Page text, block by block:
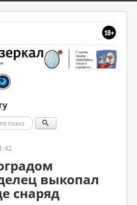
выкопал
снаряд